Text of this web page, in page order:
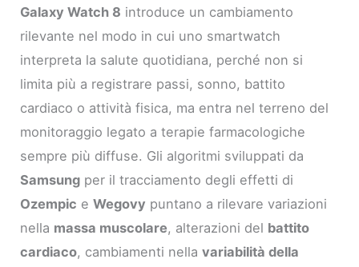
Galaxy Watch 8 introduce un cambiamento
rilevante nel modo in cui uno smartwatch
interpreta la salute quotidiana, perché non si
limita più a registrare passi, sonno, battito
cardiaco o attività fisica, ma entra nel terreno del
monitoraggio legato a terapie farmacologiche
sempre più diffuse. Gli algoritmi sviluppati da
Samsung per il tracciamento degli effetti di
Ozempic eWegovy puntano a rilevare variazioni
nella massa muscolare, alterazioni del battito
cardiaco, cambiamenti nellavariabilità della